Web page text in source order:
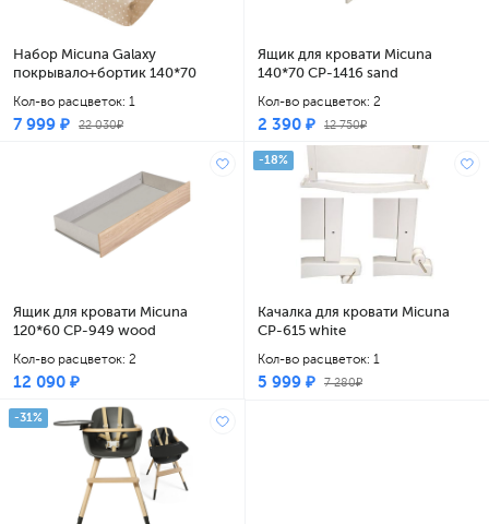
Набор Micuna Galaxy
покрывало+бортик 140*70
Кол-во расцветок: 1
7 999 ₽ 22 030₽
Ящик для кровати Micuna
140*70 CP-1416 sand
Кол-во расцветок: 2
2 390 ₽ 12 750₽
Ящик для кровати Micuna
120*60 CP-949 wood
Кол-во расцветок: 2
12 090 ₽
-18%
Качалка для кровати Micuna
CP-615 white
Кол-во расцветок: 1
5 999 ₽ 7 280₽
-31%